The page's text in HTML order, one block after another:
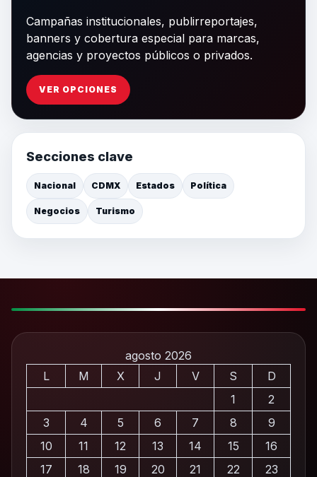
Campañas institucionales, publirreportajes,
banners y cobertura especial para marcas,
agencias y proyectos públicos o privados.
VER OPCIONES
Secciones clave
Nacional CDMX Estados Política
Negocios Turismo
agosto 2026
L
M X J V S
D
1
2
3
4 5 6 7 8
9
10
11 12 13 14 15
16
17
18 19 20 21 22
23